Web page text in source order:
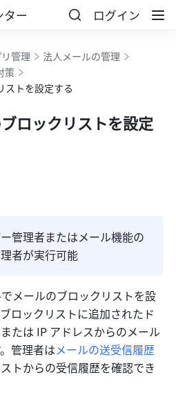
ター ログイン
管理
法人メールの管理
策
ストを設定する
ロックリストを設定
管理者またはメール機能の
者が実行可能
メールのブロックリストを設
ロックリストに追加されたド
たは IP アドレスからのメール
管理者はメールの送受信履歴
トからの受信履歴を確認でき